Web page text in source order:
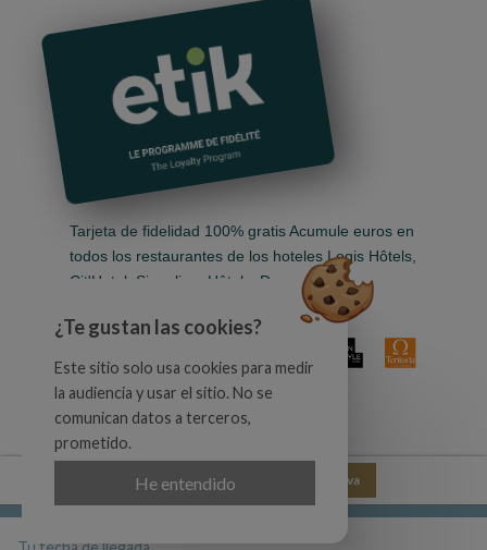
Tarjeta de fidelidad 100% gratis Acumule euros en
todos los restaurantes de los hoteles Logis Hôtels,
Cit'Hotel, Singuliers Hôtels, Demeures &
Châteaux, Urban Style y Auberge de Pays.
Reserva
Condiciones|Otelico- Websites for hotels
Sitio oficial
¿Te gustan las cookies?
Este sitio solo usa cookies para medir
la audiencia y usar el sitio. No se
comunican datos a terceros,
prometido.
He entendido